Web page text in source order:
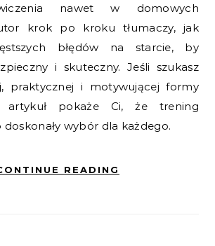
nawet w domowych
krok po kroku tłumaczy, jak
błędów na starcie, by
i skuteczny. Jeśli szukasz
praktycznej i motywującej formy
pokaże Ci, że trening
wybór dla każdego.
READING